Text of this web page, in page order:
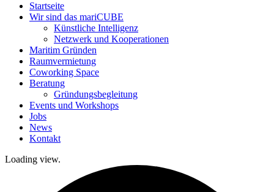
Startseite
Wir sind das mariCUBE
Künstliche Intelligenz
Netzwerk und Kooperationen
Maritim Gründen
Raumvermietung
Coworking Space
Beratung
Gründungsbegleitung
Events und Workshops
Jobs
News
Kontakt
Loading view.